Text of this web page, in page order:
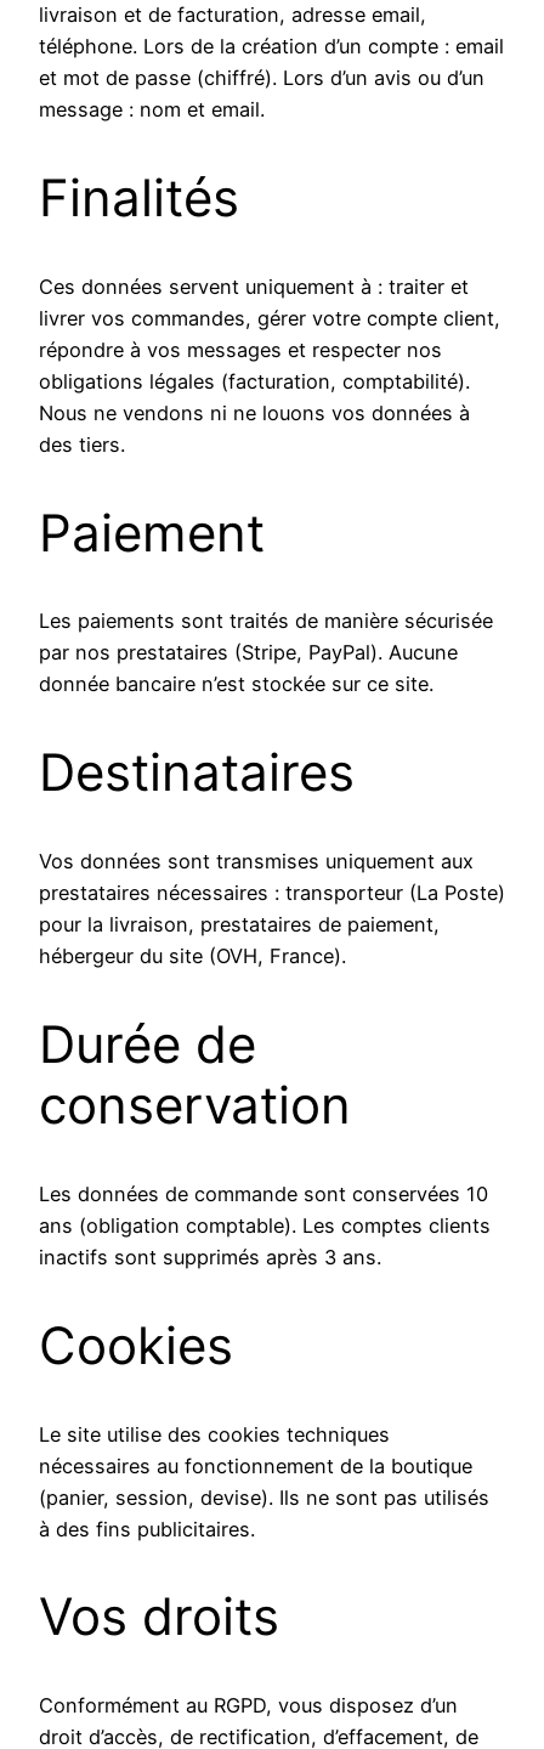
livraison et de facturation, adresse email,
téléphone. Lors de la création d’un compte : email
et mot de passe (chiffré). Lors d’un avis ou d’un
message : nom et email.
Finalités
Ces données servent uniquement à : traiter et
livrer vos commandes, gérer votre compte client,
répondre à vos messages et respecter nos
obligations légales (facturation, comptabilité).
Nous ne vendons ni ne louons vos données à
des tiers.
Paiement
Les paiements sont traités de manière sécurisée
par nos prestataires (Stripe, PayPal). Aucune
donnée bancaire n’est stockée sur ce site.
Destinataires
Vos données sont transmises uniquement aux
prestataires nécessaires : transporteur (La Poste)
pour la livraison, prestataires de paiement,
hébergeur du site (OVH, France).
Durée de
conservation
Les données de commande sont conservées 10
ans (obligation comptable). Les comptes clients
inactifs sont supprimés après 3 ans.
Cookies
Le site utilise des cookies techniques
nécessaires au fonctionnement de la boutique
(panier, session, devise). Ils ne sont pas utilisés
à des fins publicitaires.
Vos droits
Conformément au RGPD, vous disposez d’un
droit d’accès, de rectification, d’effacement, de